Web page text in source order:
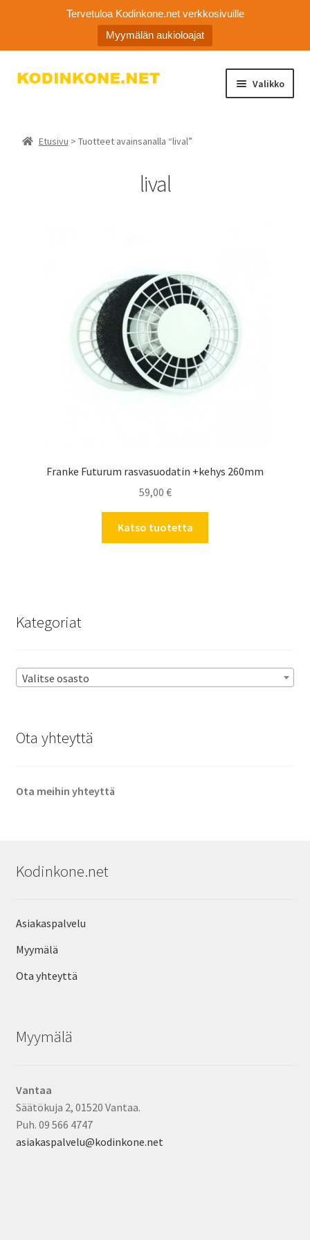
Tervetuloa Kodinkone.net verkkosivuille
Myymälän aukioloajat
Siirry
Siirry
Valikko
Etusivu > Tuotteet avainsanalla “lival”
lival
Franke Futurum rasvasuodatin +kehys 260mm
59,00 €
Katso tuotetta
Kategoriat
Valitse osasto
Ota yhteyttä
Ota meihin yhteyttä
Kodinkone.net
Asiakaspalvelu
Myymälä
Ota yhteyttä
Myymälä
Vantaa
Säätökuja 2, 01520 Vantaa.
Puh. 09 566 4747
asiakaspalvelu@kodinkone.net